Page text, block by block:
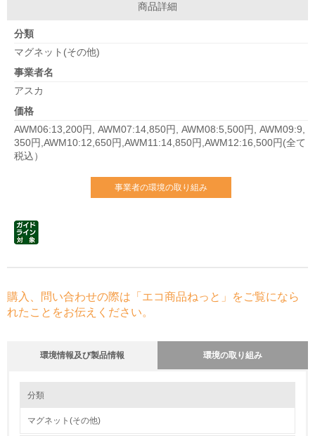
商品詳細
分類
マグネット(その他)
事業者名
アスカ
価格
AWM06:13,200円, AWM07:14,850円, AWM08:5,500円, AWM09:9,
350円,AWM10:12,650円,AWM11:14,850円,AWM12:16,500円(全て
税込）
事業者の環境の取り組み
購入、問い合わせの際は「エコ商品ねっと」をご覧になら
れたことをお伝えください。
環境情報及び製品情報 環境の取り組み
1.環境取り組み体制
分類
マグネット(その他)